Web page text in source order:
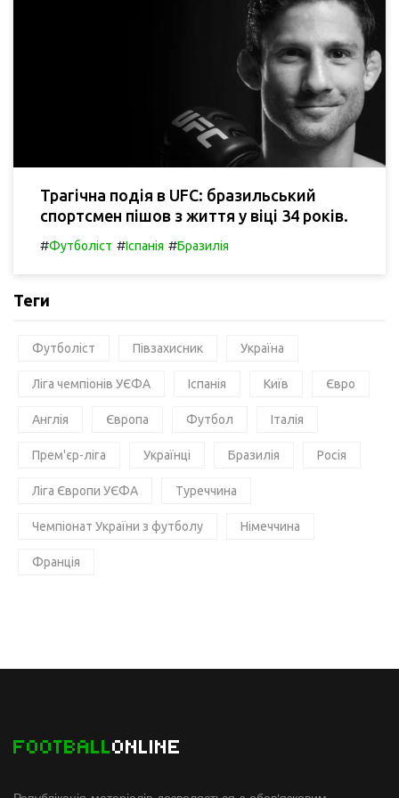
Трагічна подія в UFC: бразильський
спортсмен пішов з життя у віці 34 років.
#Футболіст #Іспанія #Бразилія
Теги
Футболіст Півзахисник Україна
Ліга чемпіонів УЄФА Іспанія Київ Євро
Англія Європа Футбол Італія
Прем'єр-ліга Українці Бразилія Росія
Ліга Європи УЄФА Туреччина
Чемпіонат України з футболу Німеччина
Франція
FOOTBALLONLINE